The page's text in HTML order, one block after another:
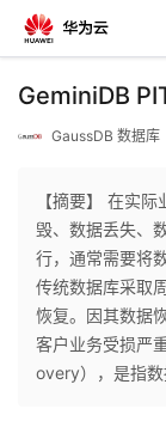
返
个
人
我
​GeminiDB
GaussDB 数据库
【摘要】 在实
毁、数据丢失、
行，通常需要将
传统数据库采取
恢复。因其数据
客户业务受损严
overy），是指数